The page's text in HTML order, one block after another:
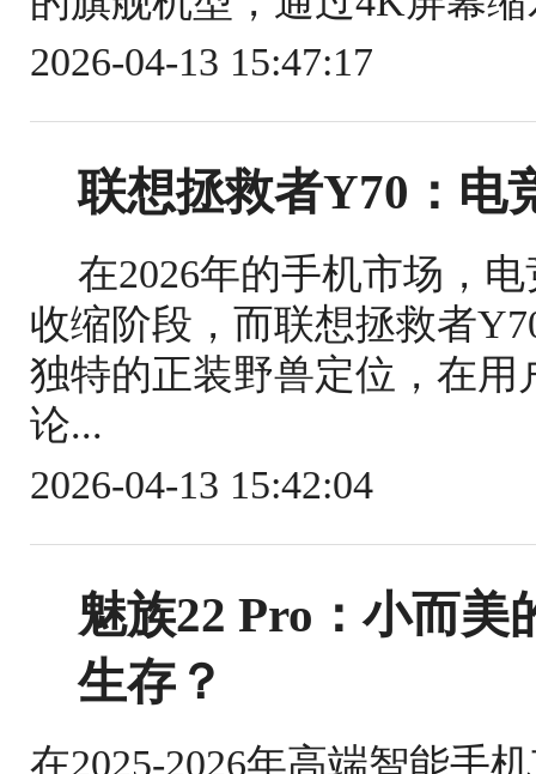
2026-04-13 15:47:17
联想拯救者Y70：电
在2026年的手机市场，
收缩阶段，而联想拯救者
独特的正装野兽定位，在
论...
2026-04-13 15:42:04
魅族22 Pro：小而
生存？
在2025-2026年高端智能手